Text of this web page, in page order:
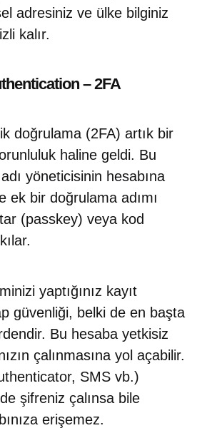
adresiniz ve ülke bilginiz
kalır.
– 2FA
doğrulama (2FA) artık bir
haline geldi. Bu
yöneticisinin hesabına
ek bir doğrulama adımı
(passkey) veya kod
yaptığınız kayıt
güvenliği, belki de en başta
Bu hesaba yetkisiz
çalınmasına yol açabilir.
SMS vb.)
şifreniz çalınsa bile
erişemez.